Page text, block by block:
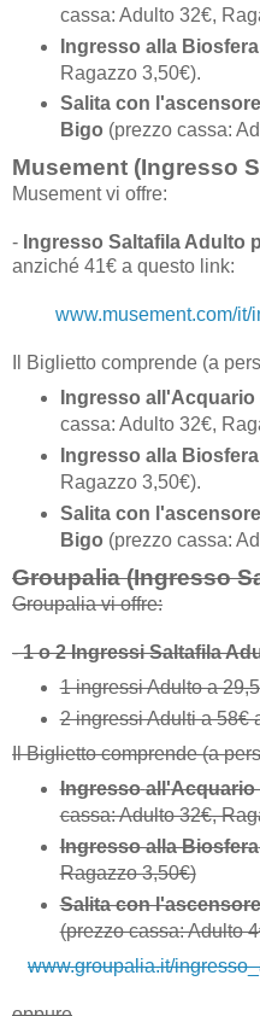
cassa: Adulto 32€,
Ingresso alla Biosfera
Ragazzo 3,50€).
Salita con
Bigo (prezzo cassa:
Musement (Ingresso
Musement vi offre:
- Ingresso Saltafila Adulto
anziché 41€ a questo link:
www.musement.com/
Il Biglietto comprende (a
Ingresso all'Acquario
cassa: Adulto 32€,
Ingresso alla Biosfera
Ragazzo 3,50€).
Salita con
Bigo (prezzo cassa:
Groupalia (Ingresso
Groupalia vi offre:
-1 o 2 Ingressi Saltafila
1 ingressi Adulto a
2 ingressi Adulti a 58€
Il Biglietto comprende (a
Ingresso all'Acquario
cassa: Adulto 32€,
Ingresso alla Biosfera
Ragazzo 3,50€)
Salita con
(prezzo cassa: Adulto
www.groupalia.it/